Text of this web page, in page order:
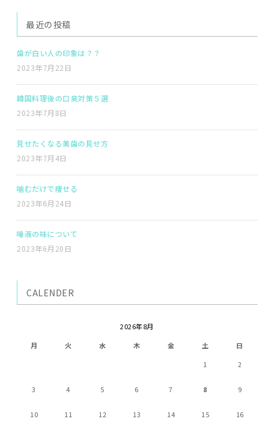
最近の投稿
歯が白い人の印象は？？
2023年7月22日
韓国料理後の口臭対策５選
2023年7月8日
見せたくなる美歯の見せ方
2023年7月4日
噛むだけで痩せる
2023年6月24日
唾液の味について
2023年6月20日
CALENDER
2026年8月
月
火 水 木 金 土
日
1
2
3 4 5 6 7 8 9
10 11 12 13 14 15 16